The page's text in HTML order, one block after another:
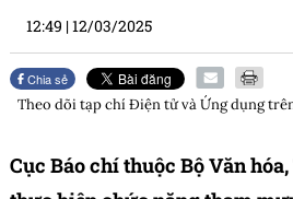
12:49 |12/03/2025
Chia sẻ
Theo dõi tạp chíĐiện tử và Ứng dụng
Cục Báo chí thuộc Bộ Văn